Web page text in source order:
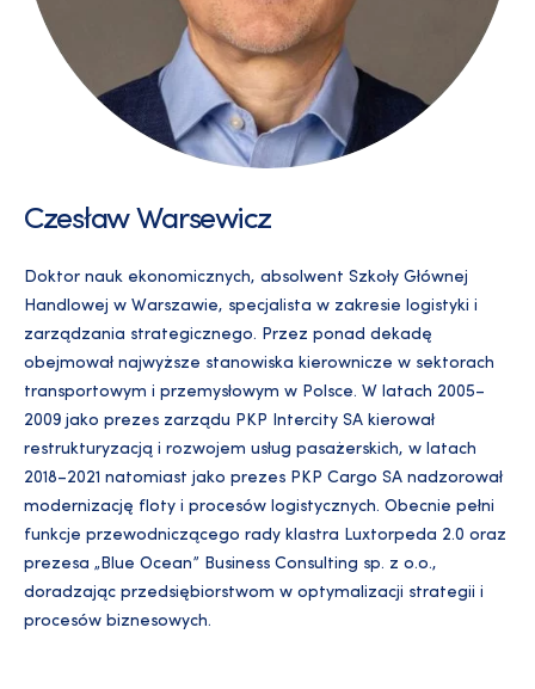
Czesław Warsewicz
Doktor nauk ekonomicznych, absolwent Szkoły Głównej
Handlowej w Warszawie, specjalista w zakresie logistyki i
zarządzania strategicznego. Przez ponad dekadę
obejmował najwyższe stanowiska kierownicze w sektorach
transportowym i przemysłowym w Polsce. W latach 2005–
2009 jako prezes zarządu PKP Intercity SA kierował
restrukturyzacją i rozwojem usług pasażerskich, w latach
2018–2021 natomiast jako prezes PKP Cargo SA nadzorował
modernizację floty i procesów logistycznych. Obecnie pełni
funkcje przewodniczącego rady klastra Luxtorpeda 2.0 oraz
prezesa „Blue Ocean” Business Consulting sp. z o.o.,
doradzając przedsiębiorstwom w optymalizacji strategii i
procesów biznesowych.